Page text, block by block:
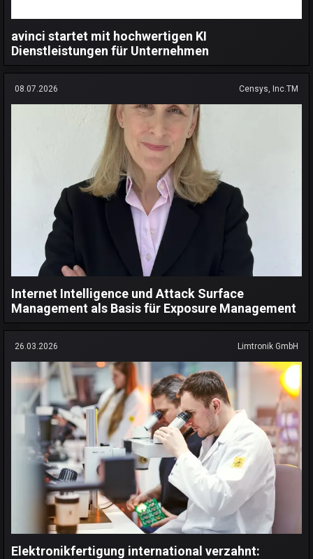
avinci startet mit hochwertigen KI
Dienstleistungen für Unternehmen
08.07.2026 Censys, Inc.TM
Internet Intelligence und Attack Surface
Management als Basis für Exposure Management
26.03.2026 Limtronik GmbH
Elektronikfertigung international verzahnt: